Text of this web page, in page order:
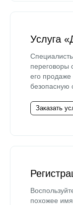
Услуга
переговоры
его
безопасную
Заказать
похожее